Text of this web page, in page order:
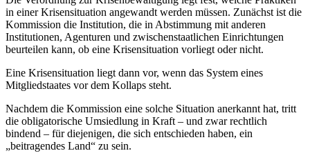
in einer Krisensituation angewandt werden müssen. Zunächst ist die
Kommission die Institution, die in Abstimmung mit anderen
Institutionen, Agenturen und zwischenstaatlichen Einrichtungen
beurteilen kann, ob eine Krisensituation vorliegt oder nicht.
Eine Krisensituation liegt dann vor, wenn das System eines
Mitgliedstaates vor dem Kollaps steht.
Nachdem die Kommission eine solche Situation anerkannt hat, tritt
die obligatorische Umsiedlung in Kraft – und zwar rechtlich
bindend – für diejenigen, die sich entschieden haben, ein
„beitragendes Land“ zu sein.